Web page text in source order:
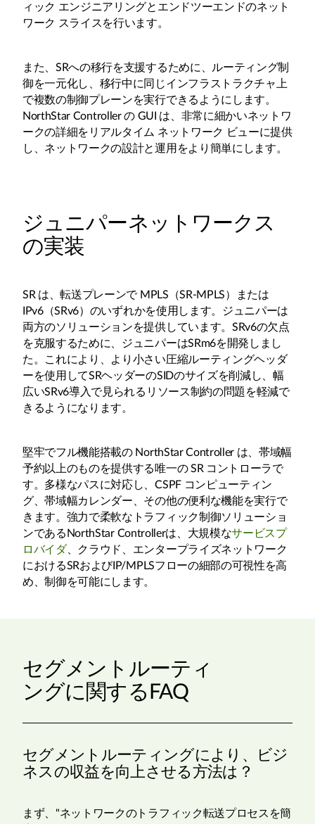
ィック エンジニアリングとエンドツーエンドのネット
ワーク スライスを行います。
また、SRへの移行を支援するために、ルーティング制
御を一元化し、移行中に同じインフラストラクチャ上
で複数の制御プレーンを実行できるようにします。
NorthStar Controller の GUI は、非常に細かいネットワ
ークの詳細をリアルタイム ネットワーク ビューに提供
し、ネットワークの設計と運用をより簡単にします。
ジュニパーネットワークス
の実装
SR は、転送プレーンで MPLS（SR-MPLS）または
IPv6（SRv6）のいずれかを使用します。ジュニパーは
両方のソリューションを提供しています。SRv6の欠点
を克服するために、ジュニパーはSRm6を開発しまし
た。これにより、より小さい圧縮ルーティングヘッダ
ーを使用してSRヘッダーのSIDのサイズを削減し、幅
広いSRv6導入で見られるリソース制約の問題を軽減で
きるようになります。
堅牢でフル機能搭載の NorthStar Controller は、帯域幅
予約以上のものを提供する唯一の SR コントローラで
す。多様なパスに対応し、CSPF コンピューティン
グ、帯域幅カレンダー、その他の便利な機能を実行で
きます。強力で柔軟なトラフィック制御ソリューショ
ンであるNorthStar Controllerは、大規模なサービスプ
ロバイダ 、クラウド、エンタープライズネットワーク
におけるSRおよびIP/MPLSフローの細部の可視性を高
め、制御を可能にします。
セグメントルーティ
ングに関するFAQ
セグメントルーティングにより、ビジ
ネスの収益を向上させる方法は？
まず、"ネットワークのトラフィック転送プロセスを簡